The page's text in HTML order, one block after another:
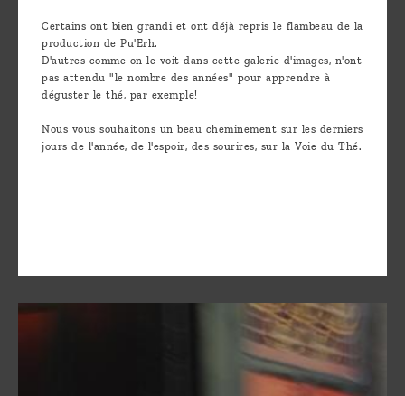
Certains ont bien grandi et ont déjà repris le flambeau de la
production de Pu'Erh.
D'autres comme on le voit dans cette galerie d'images, n'ont
pas attendu "le nombre des années" pour apprendre à
déguster le thé, par exemple!
Nous vous souhaitons un beau cheminement sur les derniers
jours de l'année, de l'espoir, des sourires, sur la Voie du Thé.